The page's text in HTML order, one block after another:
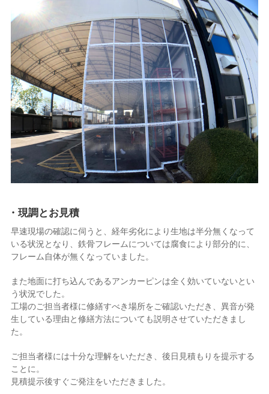
・現調とお見積
早速現場の確認に伺うと、経年劣化により生地は半分無くなって
いる状況となり、鉄骨フレームについては腐食により部分的に、
フレーム自体が無くなっていました。
また地面に打ち込んであるアンカーピンは全く効いていないとい
う状況でした。
工場のご担当者様に修繕すべき場所をご確認いただき、異音が発
生している理由と修繕方法についても説明させていただきまし
た。
ご担当者様には十分な理解をいただき、後日見積もりを提示する
ことに。
見積提示後すぐご発注をいただきました。